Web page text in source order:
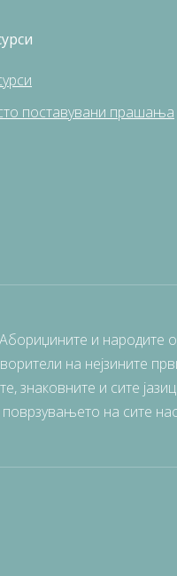
поставувани прашања
и народите
на нејзините
знаковните и сите
на сите